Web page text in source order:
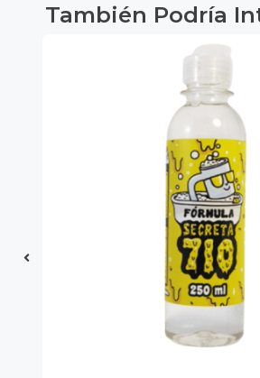
También Podría